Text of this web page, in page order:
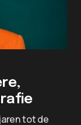
tot de